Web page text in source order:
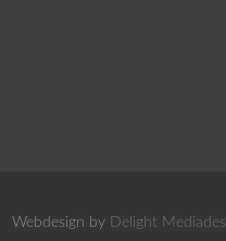
Webdesign by Delight